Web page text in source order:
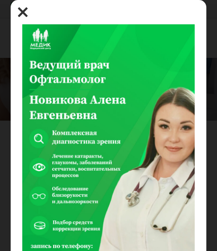
Вакцинация
Промо для главной,Услуги
Вакцинация самое
большое
достижение
медицины.
Доказано, что вакцины являются эффективным,